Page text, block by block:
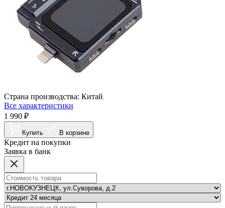
Страна производства: Китай
Все характеристики
1 990 ₽
Купить В корзине
Кредит на покупки
Заявка в банк